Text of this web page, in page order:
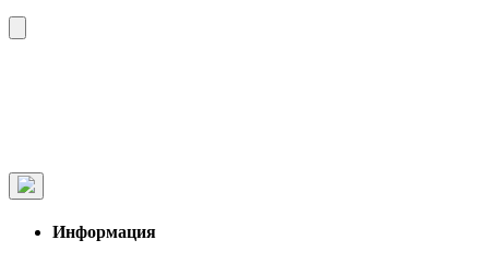
Информация